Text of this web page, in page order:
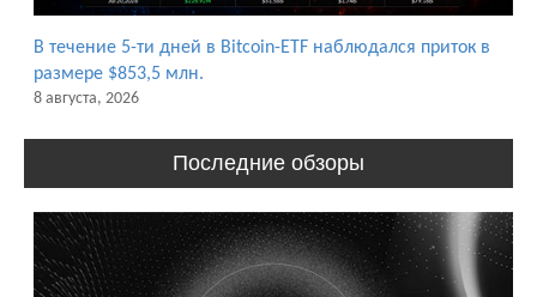
В течение 5-ти дней в Bitcoin-ETF наблюдался приток в
размере $853,5 млн.
8 августа, 2026
Последние обзоры